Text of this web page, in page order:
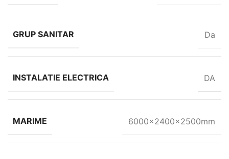
GRUP SANITAR Da
INSTALATIE ELECTRICA DA
MARIME 6000x2400x2500mm